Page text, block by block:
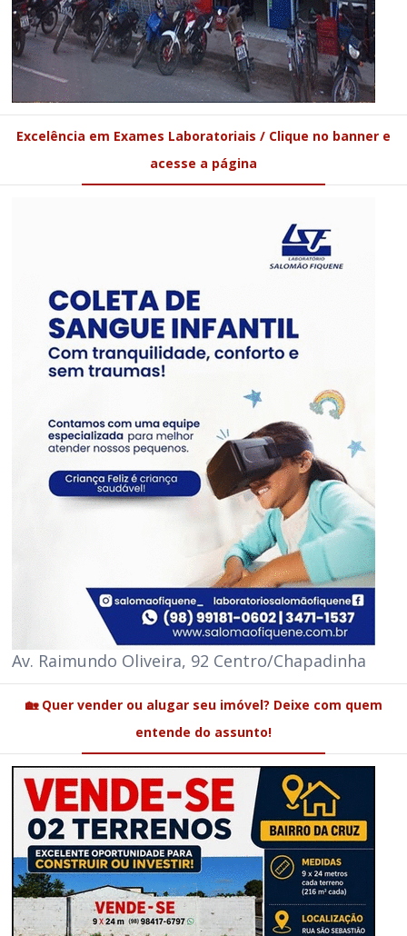
Excelência em Exames Laboratoriais / Clique no banner e
acesse a página
Av. Raimundo Oliveira, 92 Centro/Chapadinha
🏡 Quer vender ou alugar seu imóvel? Deixe com quem
entende do assunto!